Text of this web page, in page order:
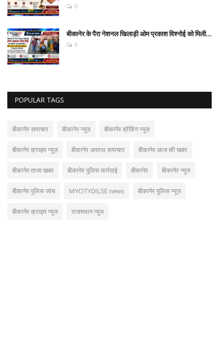
0
बीकानेर के पैरा नेशनल खिलाड़ी ओम प्रकाश विश्नोई को मिली...
0
POPULAR TAGS
बीकानेर समाचार बीकानेर न्यूज़ बीकानेर ब्रेकिंग न्यूज़
बीकानेर क्राइम न्यूज़ बीकानेर अपराध समाचार बीकानेर आज की खबर
बीकानेर ताजा खबर बीकानेर पुलिस कार्रवाई बीकानेर बीकानेर न्यूज
बीकानेर पुलिस जांच MYCITYDILSE news बीकानेर पुलिस न्यूज़
बीकानेर क्राइम न्यूज राजस्थान न्यूज